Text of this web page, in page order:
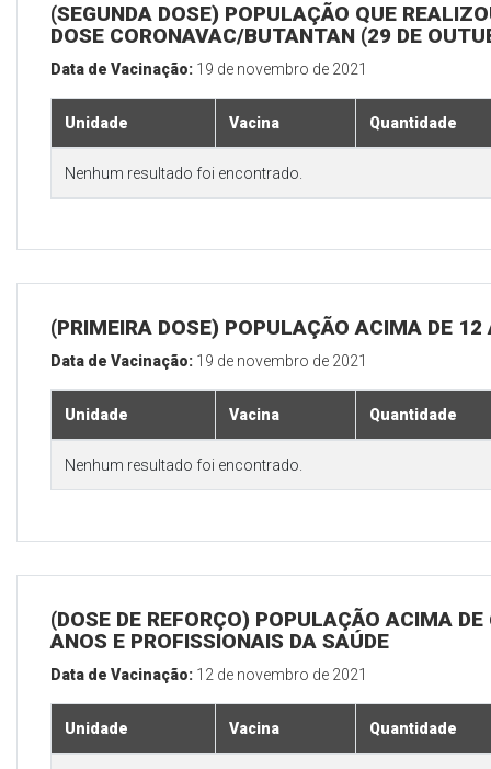
(SEGUNDA DOSE) POPULAÇÃO QUE
DOSE CORONAVAC/BUTANTAN (29 DE
Data de Vacinação: 19 de novembro de 2021
Unidade Vacina Quantidade
Nenhum resultado foi encontrado.
(PRIMEIRA DOSE) POPULAÇÃO ACIMA DE 12
Data de Vacinação: 19 de novembro de 2021
Unidade Vacina Quantidade
Nenhum resultado foi encontrado.
(DOSE DE REFORÇO) POPULAÇÃO ACIMA DE
ANOS E PROFISSIONAIS DA SAÚDE
Data de Vacinação: 12 de novembro de 2021
Unidade Vacina Quantidade